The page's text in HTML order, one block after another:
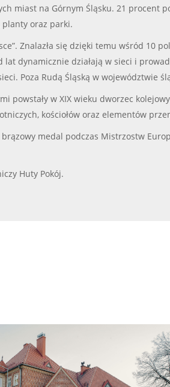
miast na Górnym Śląsku. 21 procent
oraz parki.
Znalazła się dzięki temu wśród 10
dynamicznie działają w sieci i
Poza Rudą Śląską w województwie
powstały w XIX wieku dworzec
kościołów oraz elementów
medal podczas Mistrzostw
Huty Pokój.